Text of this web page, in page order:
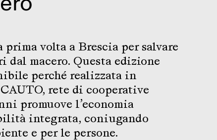
volta a Brescia per salvare
macero. Questa edizione
perché realizzata in
rete di cooperative
promuove l’economia
integrata, coniugando
e per le persone.